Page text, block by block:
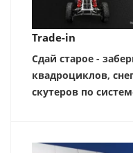
Trade-in
Сдай старое -
квадроциклов,
скутеров по